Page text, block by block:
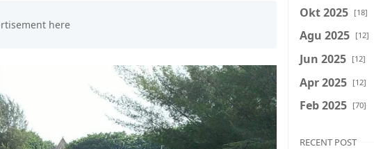
Okt 2025 [18]
Agu 2025 [12]
Jun 2025 [12]
Apr 2025 [12]
Feb 2025 [70]
RECENT POST